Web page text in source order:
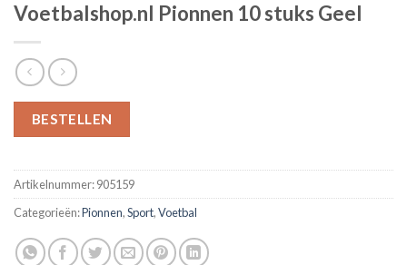
Voetbalshop.nl Pionnen 10 stuks Geel
BESTELLEN
Artikelnummer:905159
Categorieën:Pionnen,Sport,Voetbal